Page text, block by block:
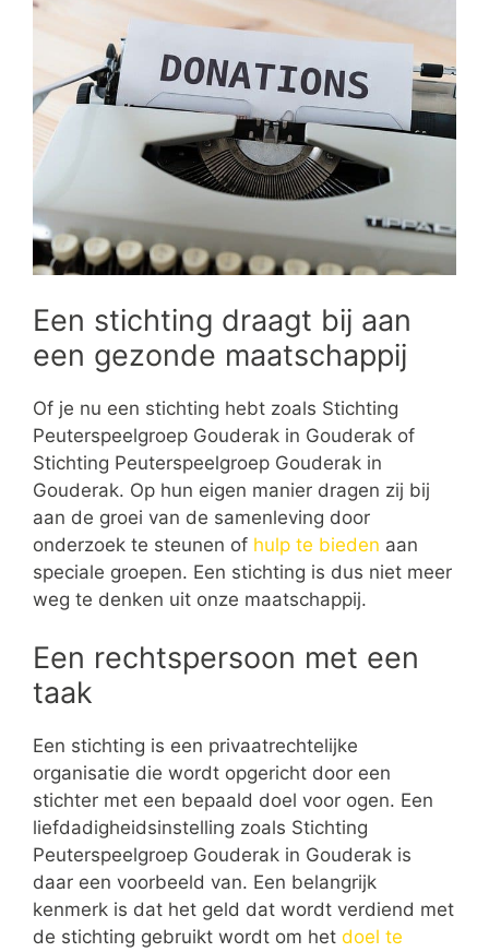
Een stichting draagt bij aan
een gezonde maatschappij
Of je nu een stichting hebt zoals Stichting
Peuterspeelgroep Gouderak in Gouderak of
Stichting Peuterspeelgroep Gouderak in
Gouderak. Op hun eigen manier dragen zij bij
aan de groei van de samenleving door
onderzoek te steunen of hulp te bieden aan
speciale groepen. Een stichting is dus niet meer
weg te denken uit onze maatschappij.
Een rechtspersoon met een
taak
Een stichting is een privaatrechtelijke
organisatie die wordt opgericht door een
stichter met een bepaald doel voor ogen. Een
liefdadigheidsinstelling zoals Stichting
Peuterspeelgroep Gouderak in Gouderak is
daar een voorbeeld van. Een belangrijk
kenmerk is dat het geld dat wordt verdiend met
de stichting gebruikt wordt om het doel te